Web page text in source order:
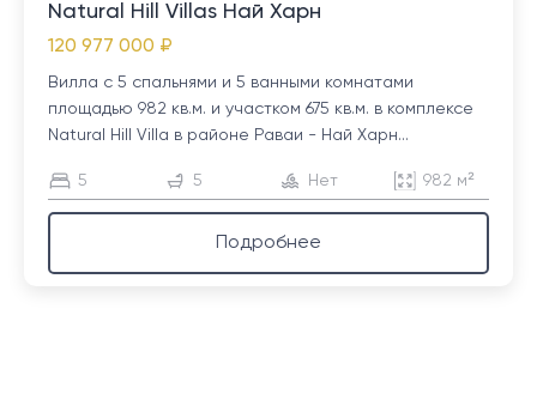
Natural Hill Villas Най Харн
120 977 000 ₽
Вилла с 5 спальнями и 5 ванными комнатами
площадью 982 кв.м. и участком 675 кв.м. в комплексе
Natural Hill Villa в районе Раваи - Най Харн...
5 5 Нет 982 м²
Подробнее